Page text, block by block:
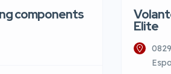
components
Elite